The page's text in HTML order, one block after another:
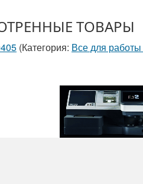
ТОВАРЫ
(Категория: Все для